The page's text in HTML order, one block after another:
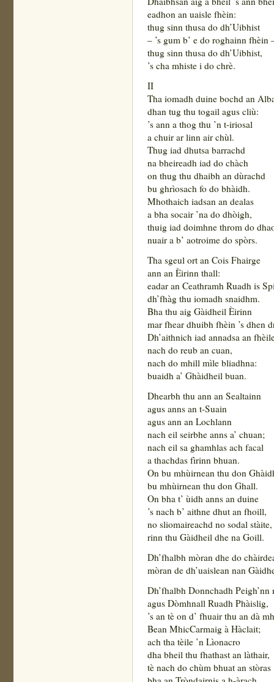
eadhon an uaisle fhèin:
thug sinn thusa do dh’Uibhist
– ’s gum b’ e do roghainn fhèin
thug sinn thusa do dh’Uibhist,
’s cha mhiste i do chrè.
II
Tha iomadh duine bochd an
dhan tug thu togail agus cliù:
’s ann a thog thu ’n t-iriosal
a chuir ar linn air chùl.
Thug iad dhutsa barrachd
na bheireadh iad do chàch
on thug thu dhaibh an dùrachd
bu ghrìosach fo do bhàidh.
Mhothaich iadsan an dealas
a bha socair ’na do dhòigh,
thuig iad doimhne throm do
nuair a b’ aotroime do spòrs.
Tha sgeul ort an Cois Fhairge
ann an Èirinn thall:
eadar an Ceathramh Ruadh is
dh’fhàg thu iomadh snaidhm.
Bha thu aig Gàidheil Èirinn
mar fhear dhuibh fhèin ’s dhen
Dh’aithnich iad annadsa an
nach do reub an cuan,
nach do mhill mìle bliadhna:
buaidh a’ Ghàidheil buan.
Dhearbh thu ann an Sealtainn
agus anns an t-Suain
agus ann an Lochlann
nach eil seirbhe anns a’ chuan;
nach eil sa ghamhlas ach facal
a thachdas fìrinn bhuan.
On bu mhùirnean thu don
bu mhùirnean thu don Ghall.
On bha t’ ùidh anns an duine
’s nach b’ aithne dhut an fhoill,
no sliomaireachd no sodal stàite,
rinn thu Gàidheil dhe na Goill.
Dh’fhalbh mòran dhe do
mòran de dh’uaislean nan
Dh’fhalbh Donnchadh Peigh’nn
agus Dòmhnall Ruadh Phàislig,
’s an tè on d’ fhuair thu an dà
Bean MhicCarmaig à Hàclait;
ach tha tèile ’n Lìonacro
dha bheil thu fhathast an làthair,
tè nach do chùm bhuat an stòras